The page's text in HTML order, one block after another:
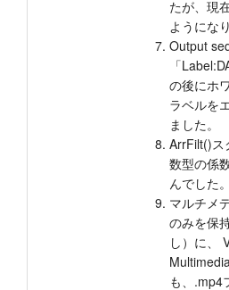
たが、現
ようにな
Output
「
の後にホ
ラベルを
ました。
ArrFilt()ス
数型の係
んでした。
マルチメ
のみを保
し）に、
も、.mp4